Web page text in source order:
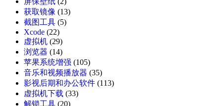
获取镜像 (13)
截图工具 (5)
Xcode (22)
虚拟机 (29)
浏览器 (14)
苹果系统增强 (105)
音乐和视频播放器 (35)
影视后期和办公软件 (113)
虚拟机下载 (33)
解锁工具 (20)